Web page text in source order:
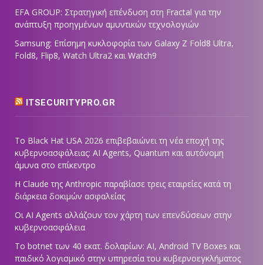
EFA GROUP: Στρατηγική επένδυση στη Fractal για την
ανάπτυξη προηγμένων αμυντικών τεχνολογιών
Samsung: Επίσημη κυκλοφορία των Galaxy Z Fold8 Ultra,
Fold8, Flip8, Watch Ultra2 και Watch9
ITSECURITYPRO.GR
Το Black Hat USA 2026 επιβεβαιώνει τη νέα εποχή της
κυβερνοασφάλειας: AI Agents, Quantum και αυτόνομη
άμυνα στο επίκεντρο
Η Claude της Anthropic παραβίασε τρεις εταιρείες κατά τη
διάρκεια δοκιμών ασφαλείας
Οι AI Agents αλλάζουν τον χάρτη των επενδύσεων στην
κυβερνοασφάλεια
Το botnet των 40 εκατ. δολαρίων: AI, Android TV Boxes και
παιδικό λογισμικό στην υπηρεσία του κυβερνοεγκλήματος